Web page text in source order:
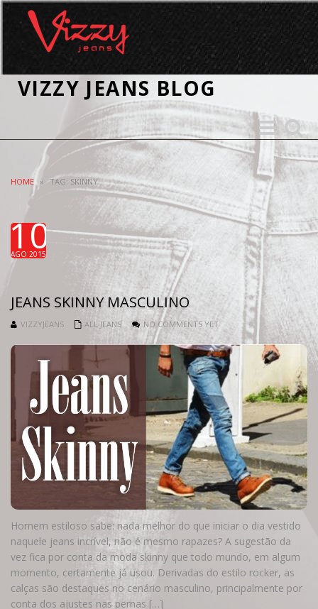
VIZZY JEANS BLOG
Toggle
search
Toggle
navigation
HOME » TAG: SKINNY
10
AGO 2015
JEANS SKINNY MASCULINO
VIZZYJEANS ALL JEANS NO COMMENTS YET
Homem estiloso sabe: nada melhor do que iniciar o dia vestido
naquele jeans incrível, não é mesmo rapazes? A sugestão da
vez fica por conta da moda skinny que todo mundo, em algum
momento, certamente já usou. Derivadas do estilo rocker, as
calças são destaques no cenário masculino, principalmente por
conta dos ajustes nas pernas […]